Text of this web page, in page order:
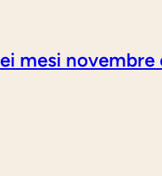
mesi